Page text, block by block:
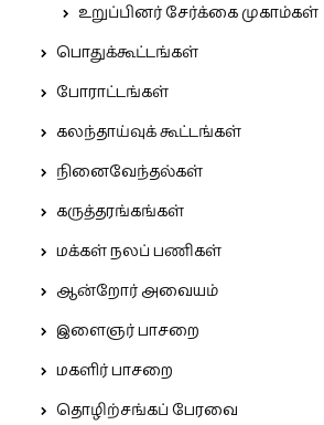
உறுப்பினர் சேர்க்கை முகாம்கள்
பொதுக்கூட்டங்கள்
போராட்டங்கள்
கலந்தாய்வுக் கூட்டங்கள்
நினைவேந்தல்கள்
கருத்தரங்கங்கள்
மக்கள் நலப் பணிகள்
ஆன்றோர் அவையம்
இளைஞர் பாசறை
மகளிர் பாசறை
தொழிற்சங்கப் பேரவை